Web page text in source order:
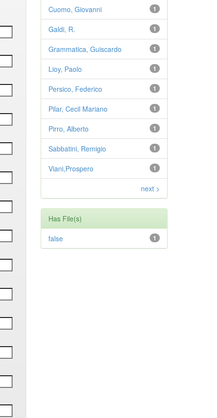
1
Cuomo, Giovanni
1
Galdi, R.
1
Grammatica, Guiscardo
1
Lioy, Paolo
1
Persico, Federico
1
Pilar, Cecil Mariano
1
Pirro, Alberto
1
Sabbatini, Remigio
1
Viani,Prospero
next >
Has File(s)
1
false